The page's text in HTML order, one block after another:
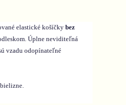
elastické košíčkybez
Úplne neviditeľná
vzadu odopínateľné